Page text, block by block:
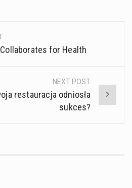
for Health
NEXT POST
restauracja odniosła
sukces?